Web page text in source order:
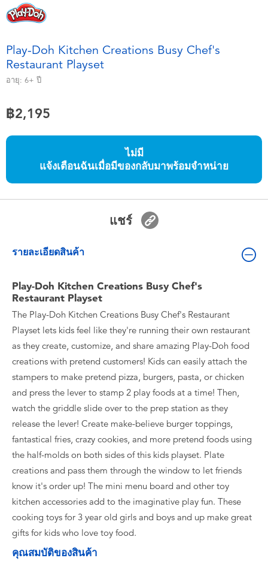
ของเล่นนุ่มนิ่ม
ของเล่นสำหรับเด็กทารกและวัยหัดเดิน
แบตเตอรี่
Nintendo Switch
แกดเจ็ต
Play-Doh Kitchen Creations Busy Chef's
Restaurant Playset
อายุ: 6+ ปี
฿2,195
ไม่มี
แจ้งเตือนฉันเมื่อมีของกลับมาพร้อมจำหน่าย
แชร์
รายละเอียดสินค้า
Play-Doh Kitchen Creations Busy Chef's
Restaurant Playset
The Play-Doh Kitchen Creations Busy Chef's Restaurant
Playset lets kids feel like they're running their own restaurant
as they create, customize, and share amazing Play-Doh food
creations with pretend customers! Kids can easily attach the
stampers to make pretend pizza, burgers, pasta, or chicken
and press the lever to stamp 2 play foods at a time! Then,
watch the griddle slide over to the prep station as they
release the lever! Create make-believe burger toppings,
fantastical fries, crazy cookies, and more pretend foods using
the half-molds on both sides of this kids playset. Plate
creations and pass them through the window to let friends
know it's order up! The mini menu board and other toy
kitchen accessories add to the imaginative play fun. These
cooking toys for 3 year old girls and boys and up make great
gifts for kids who love toy food.
คุณสมบัติของสินค้า